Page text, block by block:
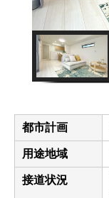
都市計画
用途地域
接道状況